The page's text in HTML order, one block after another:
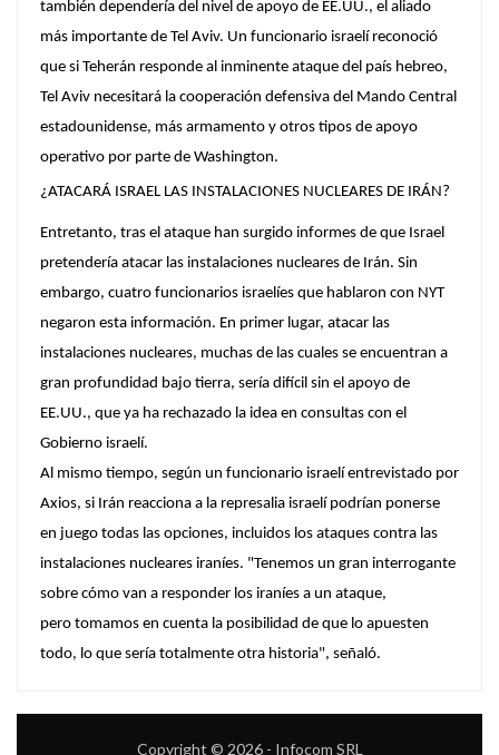
también dependería del nivel de apoyo de EE.UU., el aliado
más importante de Tel Aviv. Un funcionario israelí reconoció
que si Teherán responde al inminente ataque del país hebreo,
Tel Aviv necesitará la cooperación defensiva del Mando Central
estadounidense, más armamento y otros tipos de apoyo
operativo por parte de Washington.
¿ATACARÁ ISRAEL LAS INSTALACIONES NUCLEARES DE IRÁN?
Entretanto, tras el ataque han surgido informes de que Israel
pretendería atacar las instalaciones nucleares de Irán. Sin
embargo, cuatro funcionarios israelíes que hablaron con NYT
negaron esta información. En primer lugar, atacar las
instalaciones nucleares, muchas de las cuales se encuentran a
gran profundidad bajo tierra, sería difícil sin el apoyo de
EE.UU., que ya ha rechazado la idea en consultas con el
Gobierno israelí.
Al mismo tiempo, según un funcionario israelí entrevistado por
Axios, si Irán reacciona a la represalia israelí podrían ponerse
en juego todas las opciones, incluidos los ataques contra las
instalaciones nucleares iraníes. "Tenemos un gran interrogante
sobre cómo van a responder los iraníes a un ataque,
pero tomamos en cuenta la posibilidad de que lo apuesten
todo, lo que sería totalmente otra historia", señaló.
Copyright © 2026 - Infocom SRL